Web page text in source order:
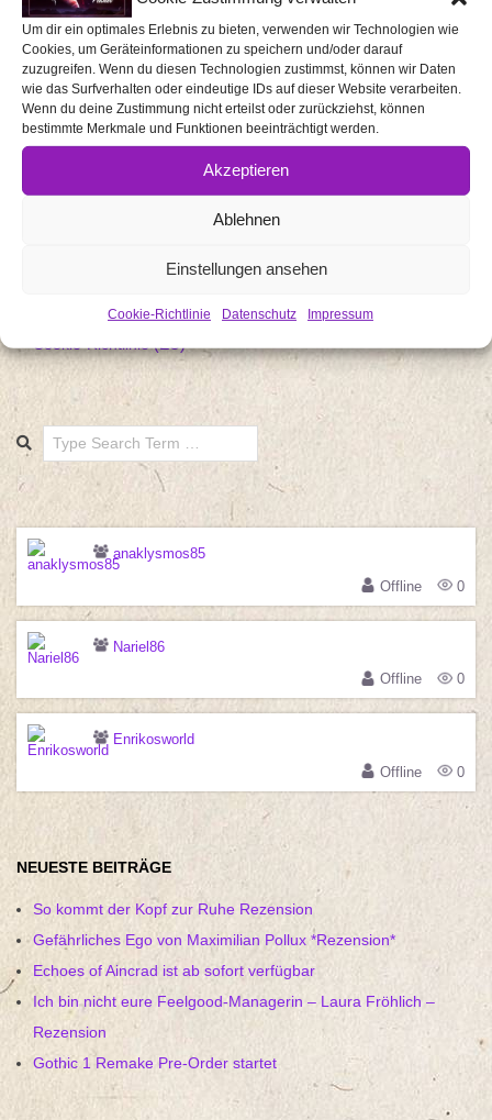
Um dir ein optimales Erlebnis zu bieten, verwenden wir Technologien wie
Cookies, um Geräteinformationen zu speichern und/oder darauf
zuzugreifen. Wenn du diesen Technologien zustimmst, können wir Daten
wie das Surfverhalten oder eindeutige IDs auf dieser Website verarbeiten.
Wenn du deine Zustimmung nicht erteilst oder zurückziehst, können
bestimmte Merkmale und Funktionen beeinträchtigt werden.
Akzeptieren
Ablehnen
Einstellungen ansehen
Cookie-Richtlinie Datenschutz Impressum
Startseite
Über mich / uns
Media Kit
Events
Rezensionen
Datenschutz
Cookie-Richtlinie (EU)
Search
anaklysmos85
Offline
0
Nariel86
Offline
0
Enrikosworld
Offline
0
NEUESTE BEITRÄGE
So kommt der Kopf zur Ruhe Rezension
Gefährliches Ego von Maximilian Pollux *Rezension*
Echoes of Aincrad ist ab sofort verfügbar
Ich bin nicht eure Feelgood-Managerin – Laura Fröhlich –
Rezension
Gothic 1 Remake Pre-Order startet